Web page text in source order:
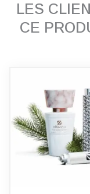
LES
CE